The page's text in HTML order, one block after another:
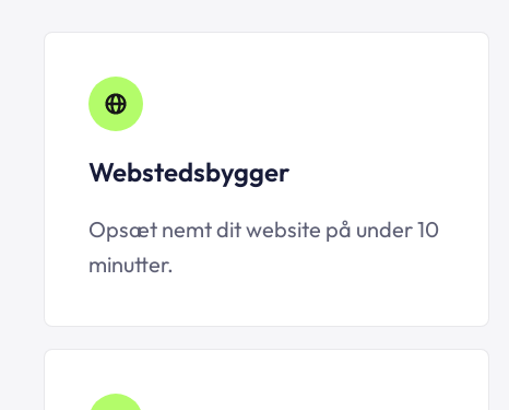
Webstedsbygger
Opsæt nemt dit website på under 10
minutter.